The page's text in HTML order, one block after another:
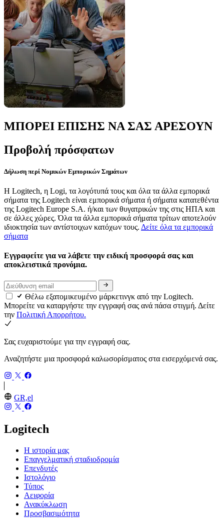
ΜΠΟΡΕΙ ΕΠΙΣΗΣ ΝΑ ΣΑΣ ΑΡΕΣΟΥΝ
Προβολή πρόσφατων
Δήλωση περί Νομικών Εμπορικών Σημάτων
Η Logitech, η Logi, τα λογότυπά τους και όλα τα άλλα εμπορικά
σήματα της Logitech είναι εμπορικά σήματα ή σήματα κατατεθέντα
της Logitech Europe S.A. ή/και των θυγατρικών της στις ΗΠΑ και
σε άλλες χώρες. Όλα τα άλλα εμπορικά σήματα τρίτων αποτελούν
ιδιοκτησία των αντίστοιχων κατόχων τους. Δείτε όλα τα εμπορικά
σήματα
Εγγραφείτε για να λάβετε την ειδική προσφορά σας και
αποκλειστικά προνόμια.
Θέλω εξατομικευμένο μάρκετινγκ από την Logitech.
Μπορείτε να καταργήστε την εγγραφή σας ανά πάσα στιγμή. Δείτε
την Πολιτική Απορρήτου.
Σας ευχαριστούμε για την εγγραφή σας.
Αναζητήστε μια προσφορά καλωσορίσματος στα εισερχόμενά σας.
GR,el
Logitech
Η ιστορία μας
Επαγγελματική σταδιοδρομία
Επενδυτές
Ιστολόγιο
Τύπος
Αειφορία
Ανακύκλωση
Προσβασιμότητα